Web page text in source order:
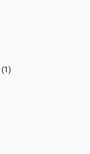
(1)